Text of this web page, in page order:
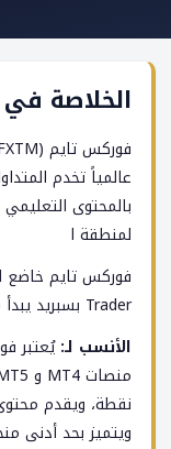
الخلاصة في 30 ثانية
بالمحتوى
لمنطقة ا
Trader بسبريد يبدأ من 0 نقطة ورافعة تصل إلى 1:2000.
الأنسب لـ:يُعتبر
نقطة، ويقدم
ويتميز بحد أدنى